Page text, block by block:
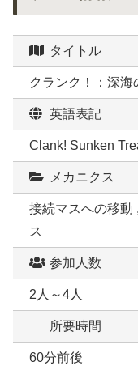
タイトル
クランク！：深海
英語表記
Clank! Sunken
メカニクス
接続マスへの移動
ス
参加人数
2人～4人
所要時間
60分前後